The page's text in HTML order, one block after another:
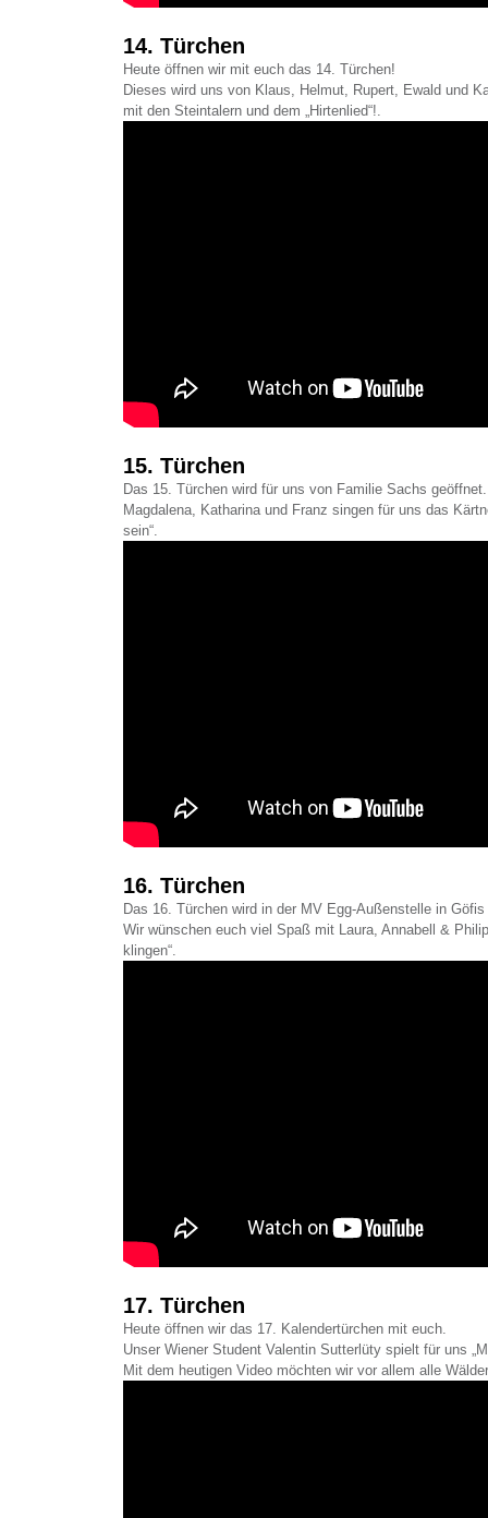
14. Türchen
Heute öffnen wir mit euch das 14. Türchen!
Dieses wird uns von Klaus, Helmut, Rupert, Ewald und
mit den Steintalern und dem „Hirtenlied“!.
15. Türchen
Das 15. Türchen wird für uns von Familie Sachs geöffnet.
Magdalena, Katharina und Franz singen für uns das
sein“.
16. Türchen
Das 16. Türchen wird in der MV Egg-Außenstelle in
Wir wünschen euch viel Spaß mit Laura, Annabell &
klingen“.
17. Türchen
Heute öffnen wir das 17. Kalendertürchen mit euch.
Unser Wiener Student Valentin Sutterlüty spielt für uns
Mit dem heutigen Video möchten wir vor allem alle